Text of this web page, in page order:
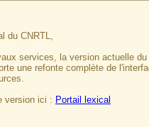
du CNRTL,
services, la version actuelle
une refonte complète de
version ici : Portail lexical